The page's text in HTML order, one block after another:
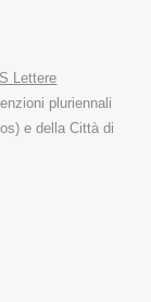
Lettere
pluriennali
e della Città di